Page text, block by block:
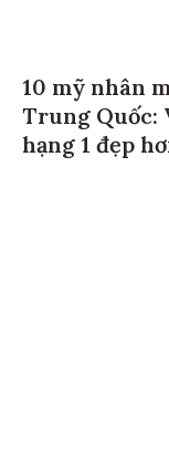
10 mỹ nhân
Trung Quốc:
hạng 1 đẹp